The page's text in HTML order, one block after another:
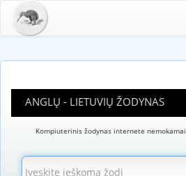
ANGLŲ - LIETUVIŲ ŽODYNAS
Kompiuterinis žodynas internete nemokamai